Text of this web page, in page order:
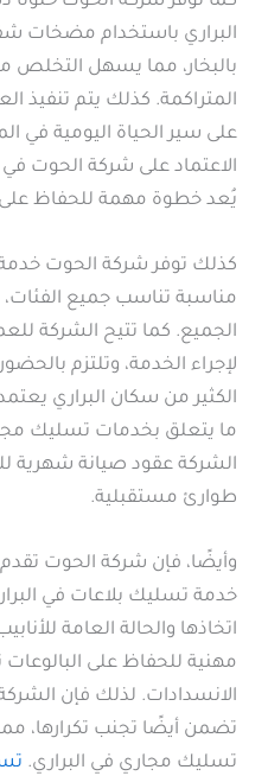
البراري باستخدام مضخات
بالبخار، مما يسهل التخلص
المتراكمة. كذلك يتم تنفيذ
على سير الحياة اليومية في
الاعتماد على شركة الحوت
يُعد خطوة مهمة للحفاظ
كذلك توفر شركة الحوت
مناسبة تناسب جميع
الجميع. كما تتيح الشركة
لإجراء الخدمة، وتلتزم
الكثير من سكان البراري
ما يتعلق بخدمات تسليك
الشركة عقود صيانة شهرية
طوارئ مستقبلية.
وأيضًا، فإن شركة الحوت تقدم
خدمة تسليك بلاعات في
اتخاذها والحالة العامة
مهنية للحفاظ على
الانسدادات. لذلك فإن
تضمن أيضًا تجنب تكرارها، مما
تسليك مجاري في البراري.